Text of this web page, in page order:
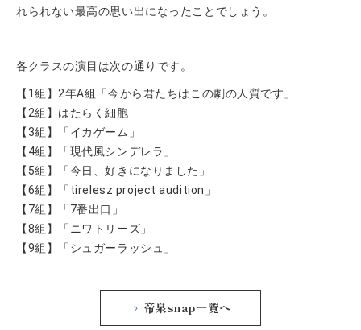
れられない最高の思い出になったことでしょう。
各クラスの演目は次の通りです。
【1組】2年A組「今から君たちはこの劇の人質です」
【2組】はたらく細胞
【3組】「イカゲーム」
【4組】「現代風シンデレラ」
【5組】「今日、好きになりました」
【6組】「tirelesz project audition」
【7組】「7番出口」
【8組】「ニワトリーズ」
【9組】「シュガーラッシュ」
帝泉snap一覧へ